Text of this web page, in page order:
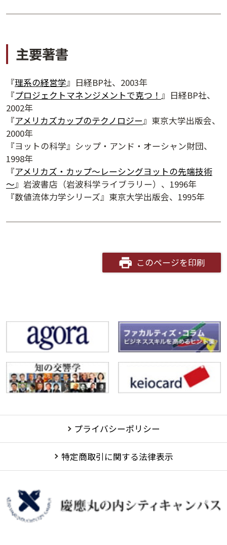
主要著書
『理系の経営学』日経BP社、2003年
『プロジェクトマネンジメントで克つ！ 』日経BP社、
2002年
『アメリカズカップのテクノロジー』東京大学出版会、
2000年
『ヨットの科学』シップ・アンド・オーシャン財団、
1998年
『アメリカズ・カップ～レーシングヨットの先端技術
～』岩波書店（岩波科学ライブラリー）、1996年
『数値流体力学シリーズ』東京大学出版会、1995年
このページを印刷
夕学レポート
プライバシーポリシー
特定商取引に関する法律表示